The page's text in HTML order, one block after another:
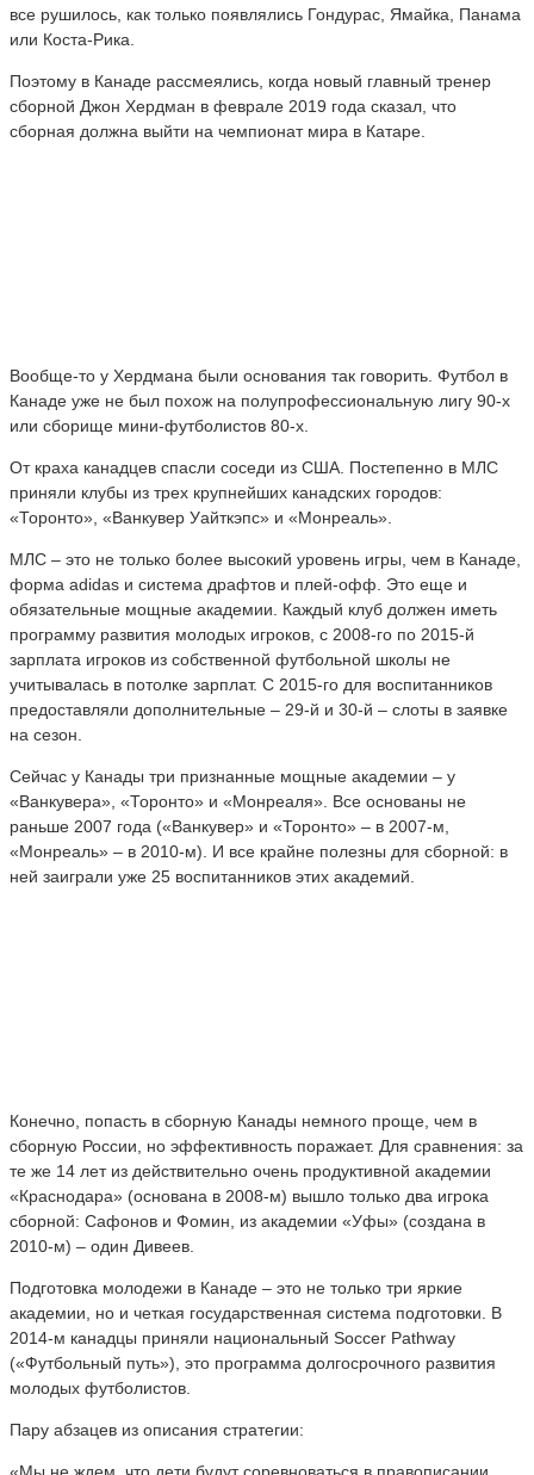
все рушилось, как только появлялись Гондурас, Ямайка, Панама
или Коста-Рика.
Поэтому в Канаде рассмеялись, когда новый главный тренер
сборной Джон Хердман в феврале 2019 года сказал, что
сборная должна выйти на чемпионат мира в Катаре.
Вообще-то у Хердмана были основания так говорить. Футбол в
Канаде уже не был похож на полупрофессиональную лигу 90-х
или сборище мини-футболистов 80-х.
От краха канадцев спасли соседи из США. Постепенно в МЛС
приняли клубы из трех крупнейших канадских городов:
«Торонто», «Ванкувер Уайткэпс» и «Монреаль».
МЛС – это не только более высокий уровень игры, чем в Канаде,
форма adidas и система драфтов и плей-офф. Это еще и
обязательные мощные академии. Каждый клуб должен иметь
программу развития молодых игроков, с 2008-го по 2015-й
зарплата игроков из собственной футбольной школы не
учитывалась в потолке зарплат. С 2015-го для воспитанников
предоставляли дополнительные – 29-й и 30-й – слоты в заявке
на сезон.
Сейчас у Канады три признанные мощные академии – у
«Ванкувера», «Торонто» и «Монреаля». Все основаны не
раньше 2007 года («Ванкувер» и «Торонто» – в 2007-м,
«Монреаль» – в 2010-м). И все крайне полезны для сборной: в
ней заиграли уже 25 воспитанников этих академий.
Конечно, попасть в сборную Канады немного проще, чем в
сборную России, но эффективность поражает. Для сравнения: за
те же 14 лет из действительно очень продуктивной академии
«Краснодара» (основана в 2008-м) вышло только два игрока
сборной: Сафонов и Фомин, из академии «Уфы» (создана в
2010-м) – один Дивеев.
Подготовка молодежи в Канаде – это не только три яркие
академии, но и четкая государственная система подготовки. В
2014-м канадцы приняли национальный Soccer Pathway
(«Футбольный путь»), это программа долгосрочного развития
молодых футболистов.
Пару абзацев из описания стратегии:
«Мы не ждем, что дети будут соревноваться в правописании